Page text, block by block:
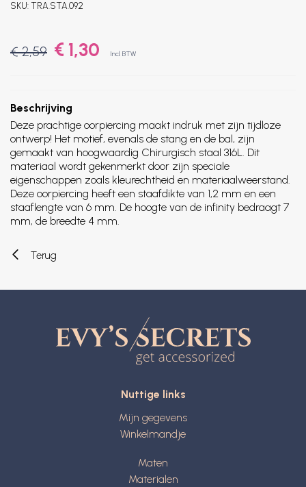
SKU: TRA.STA.092
€ 2,59 € 1,30 Incl. BTW
Beschrijving
Deze prachtige oorpiercing maakt indruk met zijn tijdloze
ontwerp! Het motief, evenals de stang en de bal, zijn
gemaakt van hoogwaardig Chirurgisch staal 316L. Dit
materiaal wordt gekenmerkt door zijn speciale
eigenschappen zoals kleurechtheid en materiaalweerstand.
Deze oorpiercing heeft een staafdikte van 1,2 mm en een
staaflengte van 6 mm. De hoogte van de infinity bedraagt 7
mm, de breedte 4 mm.
Terug
Nuttige links
Mijn gegevens
Winkelmandje
Maten
Materialen